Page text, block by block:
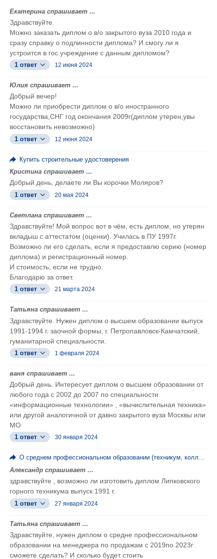
Екатерина спрашивает ...
Здравствуйте.
Можно заказать диплом о в/о закрытого вуза 2010 года и
сразу справку о подлинности диплома? И смогу ли я
устроится в гос.учреждение с данным дипломом?
1 ответ 12 июня 2024
Юлия спрашивает ...
Добрый вечер!
Можно ли приобрести диплом о в/о иностранного
государства,СНГ год окончания 2009г(диплом утерен,увы
восстановить невозможно)
1 ответ 12 июня 2024
Купить строительные удостоверения
Кристина спрашивает ...
Добрый день, делаете ли Вы корочки Моляров?
1 ответ 20 мая 2024
Светлана спрашивает ...
Здравствуйте! Мой вопрос вот в чём, есть диплом, но утерян
вкладыш с аттестатом (оценки). Училась в ПУ 1997г.
Возможно ли его сделать, если я предоставлю серию (номер
диплома) и регистрационный номер.
И стоимость, если не трудно.
Благодарю за ответ.
1 ответ 21 марта 2024
Татьяна спрашивает ...
Здравствуйте. Нужен диплом о высшем образовании выпуск
1991-1994 г. заочной формы, г. Петропавловск-Камчатский,
гуманитарной специальности.
1 ответ 1 февраля 2024
ваня спрашивает ...
Добрый день. Интересует диплом о высшем образовании от
любого года с 2002 до 2007 по специальности
«информационные технологии» , «вычислительная техника»
или другой аналогичной от давно закрытого вуза Москвы или
МО
1 ответ 30 января 2024
О среднем профессиональном образовании (техникум, колледж, ПТУ)
Александр спрашивает ...
здравствуйте , возможно ли изготовить диплом Липковского
горного техникума выпуск 1991 г.
1 ответ 27 января 2024
Татьяна спрашивает ...
Здравствуйте, нужен диплом о средне профессиональном
образовании на менеджера по продажам с 2019по 2023г
сможете сделать? И сколько будет стоить